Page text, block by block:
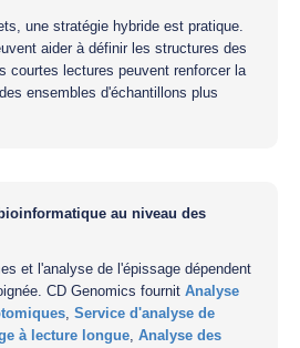
une stratégie hybride est pratique.
aider à définir les structures des
courtes lectures peuvent renforcer la
ensembles d'échantillons plus
au niveau des
et l'analyse de l'épissage dépendent
CD Genomics fournit Analyse
, Service d'analyse de
à lecture longue, Analyse des